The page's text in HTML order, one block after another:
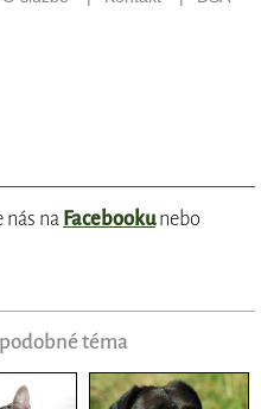
nás na Facebookunebo
téma